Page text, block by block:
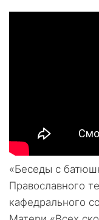
«Беседы с
Православного
кафедрального